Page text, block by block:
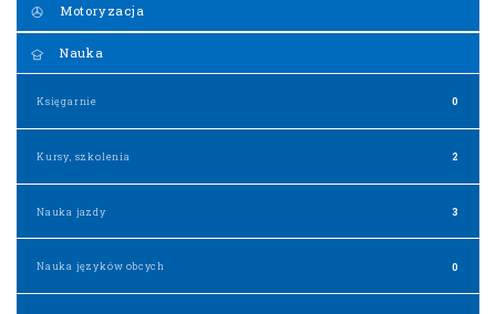
Motoryzacja
Nauka
Księgarnie 0
Kursy, szkolenia 2
Nauka jazdy 3
Nauka języków obcych 0